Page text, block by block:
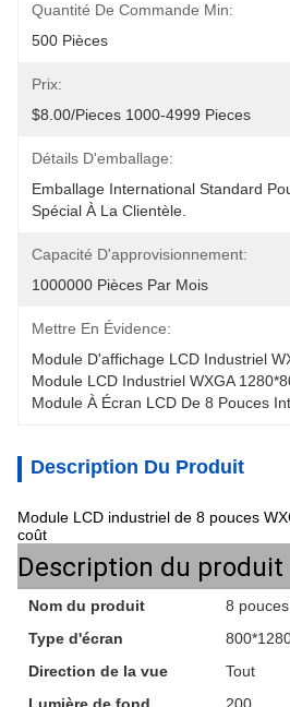
Quantité De Commande Min:
500 Pièces
Prix:
$8.00/pieces 1000-4999 Pieces
Détails D'emballage:
Emballage International Standard
Spécial À La Clientèle.
Capacité D'approvisionnement:
1000000 Pièces Par Mois
Mettre En Évidence:
Module D'affichage LCD Industriel
Module LCD Industriel WXGA
Module À Écran LCD De 8 Pouces
Description Du Produit
Module LCD industriel de 8 pouces
coût
Description du produit
Nom du produit
8
Type d'écran
Direction de la vue
Tout